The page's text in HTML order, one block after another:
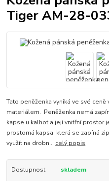
Tiger AM-28-
Tato peněženka vyniká ve své
materiálem. Peněženka nemá
kapse u kalhot a její vnitřní prostor
prostorná kapsa, která se zapíná
využít na drobn... celý popis
Dostupnost skladem